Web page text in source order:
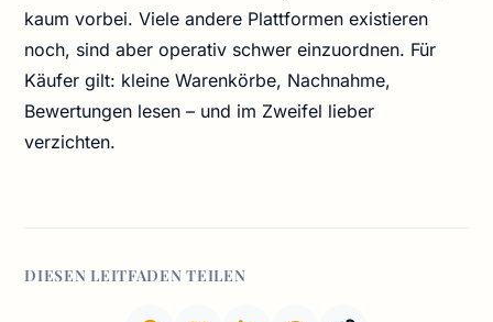
kaum vorbei. Viele andere Plattformen existieren
noch, sind aber operativ schwer einzuordnen. Für
Käufer gilt: kleine Warenkörbe, Nachnahme,
Bewertungen lesen – und im Zweifel lieber
verzichten.
DIESEN LEITFADEN TEILEN